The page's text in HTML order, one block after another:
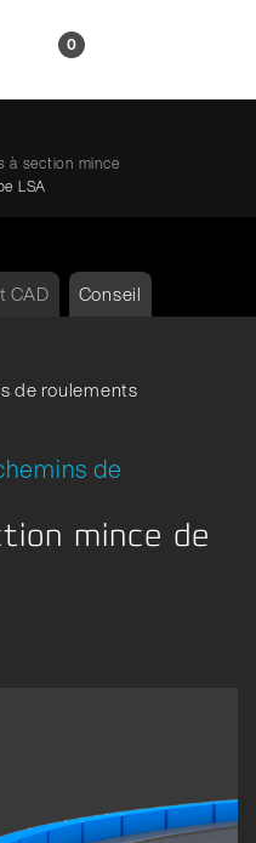
0
à section mince
LSA
CAD Conseil
de roulements
de
mince de